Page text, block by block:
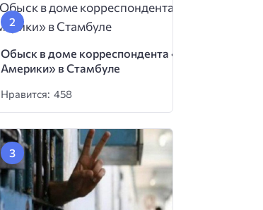
Обыск в доме корреспондента «Голоса
Америки» в Стамбуле
Нравится: 458